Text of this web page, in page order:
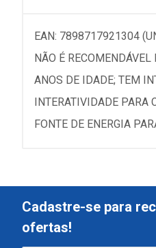
EAN: 7898717921304
NÃO É
ANOS DE IDADE; TEM
INTERATIVIDADE PARA
FONTE DE ENERGIA
Cadastre-se para
ofertas!